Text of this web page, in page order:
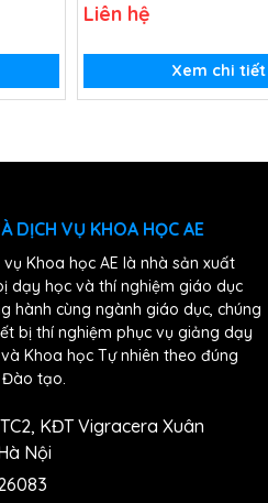
Liên hệ
Xem chi tiết
DỊCH VỤ KHOA HỌC AE
Khoa học AE là nhà sản xuất
dạy học và thí nghiệm giáo dục
hành cùng ngành giáo dục, chúng
bị thí nghiệm phục vụ giảng dạy
Khoa học Tự nhiên theo đúng
Đào tạo.
KĐT Vigracera Xuân
Nội